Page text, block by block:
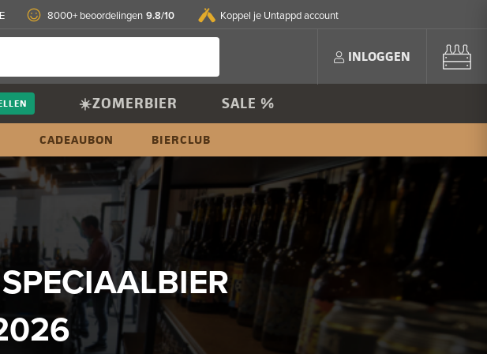
8000+ beoordelingen 9.8/10 Koppel je Untappd account
INLOGGEN
☀️ZOMERBIER SALE %
CADEAUBON BIERCLUB